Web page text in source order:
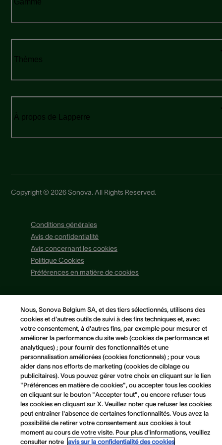
Thèmes
À propos de Lapperre
Copyright © 2026 Sonova. All Rights Reserved.
Conditions générales
Avis de confidentialité
Avis concernant les cookies
Politique Cookies
Préférences en matière de cookies
Nous, Sonova Belgium SA, et des tiers sélectionnés, utilisons des
cookies et d'autres outils de suivi à des fins techniques et, avec
votre consentement, à d'autres fins, par exemple pour mesurer et
améliorer la performance du site web (cookies de performance et
analytiques) ; pour fournir des fonctionnalités et une
personnalisation améliorées (cookies fonctionnels) ; pour vous
aider dans nos efforts de marketing (cookies de ciblage ou
publicitaires). Vous pouvez gérer votre choix en cliquant sur le lien
"Préférences en matière de cookies", ou accepter tous les cookies
en cliquant sur le bouton "Accepter tout", ou encore refuser tous
les cookies en cliquant sur X. Veuillez noter que refuser les cookies
peut entraîner l'absence de certaines fonctionnalités. Vous avez la
possibilité de retirer votre consentement aux cookies à tout
moment au cours de votre visite. Pour plus d'informations, veuillez
consulter notre avis sur la confidentialité des cookies